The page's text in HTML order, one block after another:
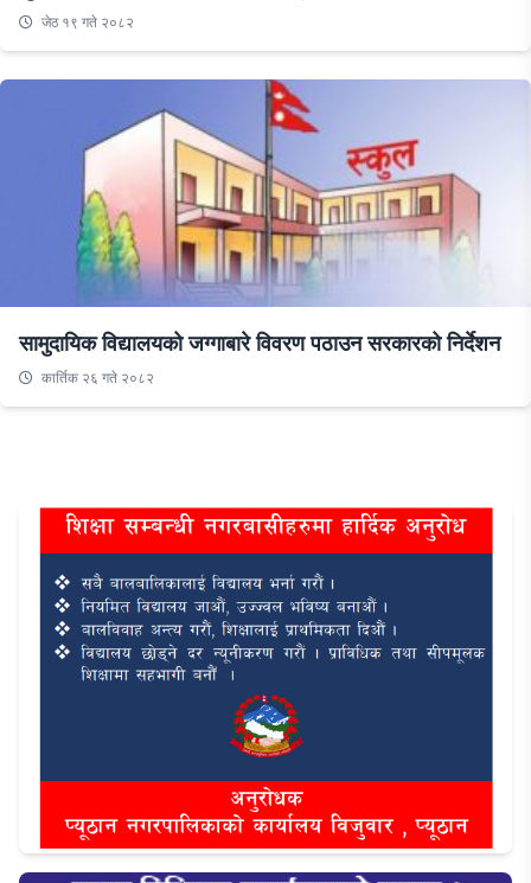
जेठ १९ गते २०८२
सामुदायिक विद्यालयको जग्गाबारे विवरण पठाउन सरकारको निर्देशन
कार्तिक २६ गते २०८२